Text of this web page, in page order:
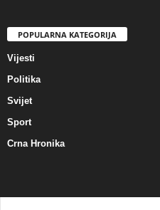
POPULARNA KATEGORIJA
Vijesti
Politika
Svijet
Sport
Crna Hronika